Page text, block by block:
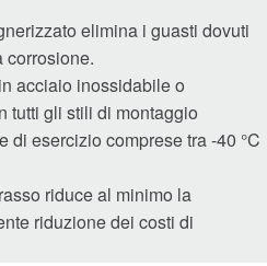
e coclee
Giunti
Control Giunti
elimina i guasti dovuti
corrosione.
acciaio inossidabile o
tutti gli stili di montaggio
di esercizio comprese tra -40 °C
riduce al minimo la
riduzione dei costi di